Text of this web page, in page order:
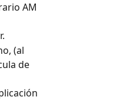
AM
(al
de